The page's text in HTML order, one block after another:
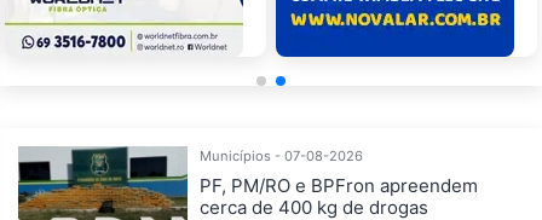
Municípios - 07-08-2026
PF, PM/RO e BPFron apreendem
cerca de 400 kg de drogas